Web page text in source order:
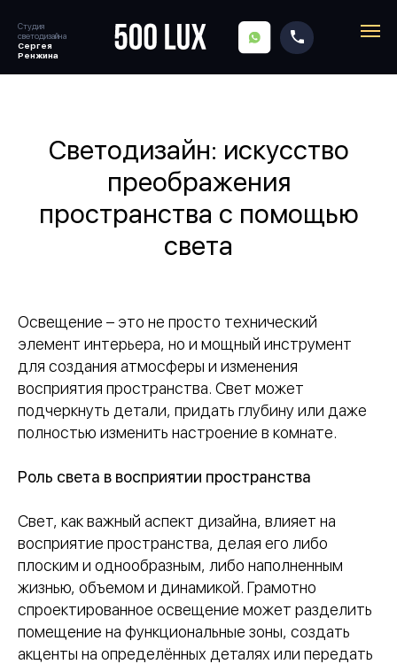
SITENAME
Студия
светодизайна
Сергея
Ренжина
Главная
Светодизайн: искусство
преображения
пространства с помощью
света
Освещение – это не просто технический
элемент интерьера, но и мощный инструмент
для создания атмосферы и изменения
восприятия пространства. Свет может
подчеркнуть детали, придать глубину или даже
полностью изменить настроение в комнате.
Роль света в восприятии пространства
Свет, как важный аспект дизайна, влияет на
восприятие пространства, делая его либо
плоским и однообразным, либо наполненным
жизнью, объемом и динамикой. Грамотно
спроектированное освещение может разделить
помещение на функциональные зоны, создать
акценты на определённых деталях или передать